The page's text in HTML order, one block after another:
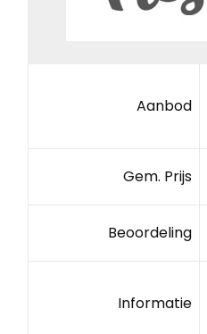
Aanbod
Gem. Prijs
Beoordeling
Informatie